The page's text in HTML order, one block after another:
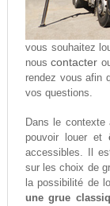
vous souhaitez
nouscontacter
rendez vous afin
vos questions.
Dans le
pouvoir louer et
accessibles. Il
sur les choix de
la possibilité de
une grue